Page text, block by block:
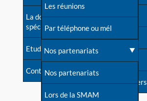
Mythes et vérités
Devenir animatrice ?
Une question sur le site
La documentation
spécialisée
Etudes récentes
Contact
Soutenir LLL
Livre d'or
Forum
S'inscrire à nos newsletters
Les réunions
Par téléphone ou mél
Nos partenariats
Nos partenariats
Lors de la SMAM